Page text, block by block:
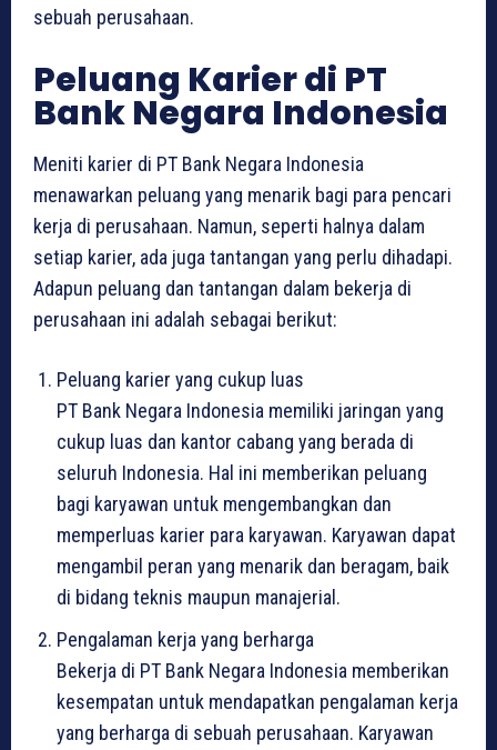
sebuah perusahaan.
Peluang Karier di PT
Bank Negara Indonesia
Meniti karier di PT Bank Negara Indonesia
menawarkan peluang yang menarik bagi para pencari
kerja di perusahaan. Namun, seperti halnya dalam
setiap karier, ada juga tantangan yang perlu dihadapi.
Adapun peluang dan tantangan dalam bekerja di
perusahaan ini adalah sebagai berikut:
Peluang karier yang cukup luas
PT Bank Negara Indonesia memiliki jaringan yang
cukup luas dan kantor cabang yang berada di
seluruh Indonesia. Hal ini memberikan peluang
bagi karyawan untuk mengembangkan dan
memperluas karier para karyawan. Karyawan dapat
mengambil peran yang menarik dan beragam, baik
di bidang teknis maupun manajerial.
Pengalaman kerja yang berharga
Bekerja di PT Bank Negara Indonesia memberikan
kesempatan untuk mendapatkan pengalaman kerja
yang berharga di sebuah perusahaan. Karyawan